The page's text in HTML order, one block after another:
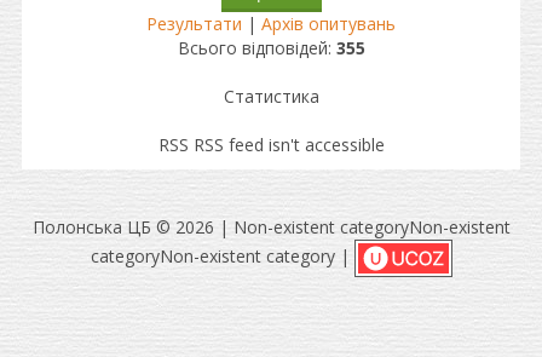
Результати | Архів опитувань
Всього відповідей: 355
Статистика
RSS RSS feed isn't accessible
Полонська ЦБ © 2026 | Non-existent categoryNon-existent
categoryNon-existent category |